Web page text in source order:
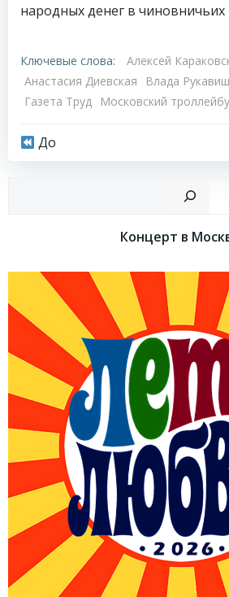
народных денег в чиновничьих
Ключевые слова:
Алексей
Анастасия Диевская
Влада
Газета Труд
Московский
Навигация
записям
До
по
Концерт в